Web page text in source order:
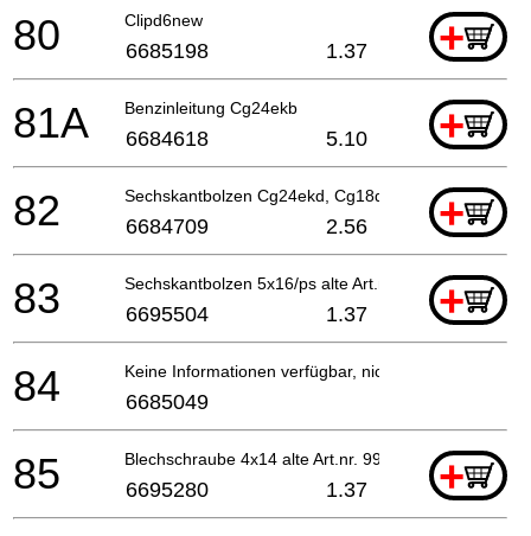
Clipd6new +
80 6685198 1.37
Benzinleitung Cg24ekb +
81A 6684618 5.10
Sechskantbolzen Cg24ekd, Cg18dal, Cg18dl
+
82 6684709 2.56
Sechskantbolzen 5x16/ps alte Art.nr. 994-63050-16
+
83 6695504 1.37
Keine Informationen verfügbar, nicht bestellbar
84 6685049
Blechschraube 4x14 alte Art.nr. 993-49040-142
+
85 6695280 1.37